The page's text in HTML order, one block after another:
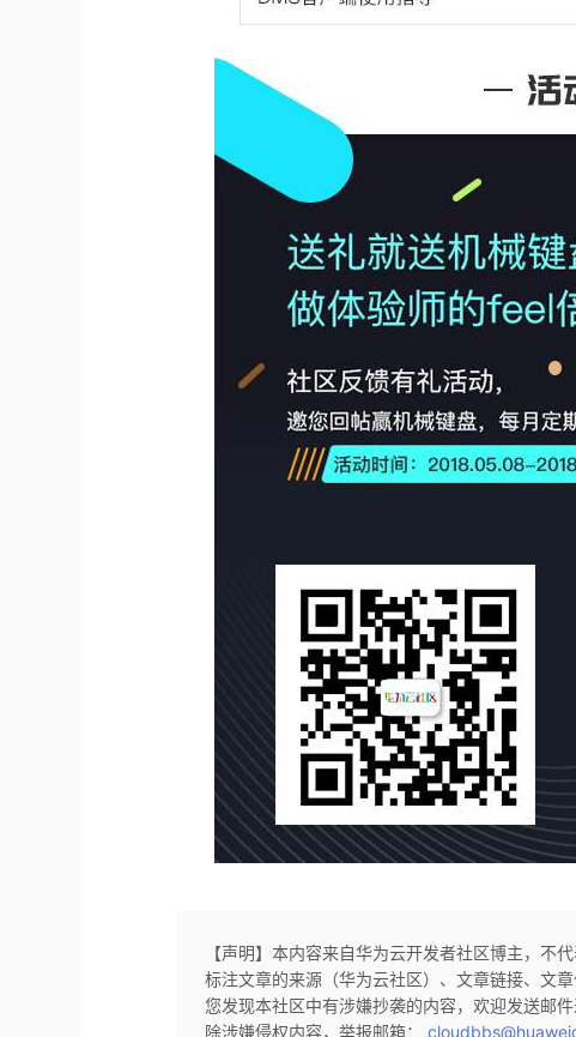
【声明】本内容来自华为云开发者社区博主，不
标注文章的来源（华为云社区）、文章链接、文
您发现本社区中有涉嫌抄袭的内容，欢迎发送邮
除涉嫌侵权内容，举报邮箱：